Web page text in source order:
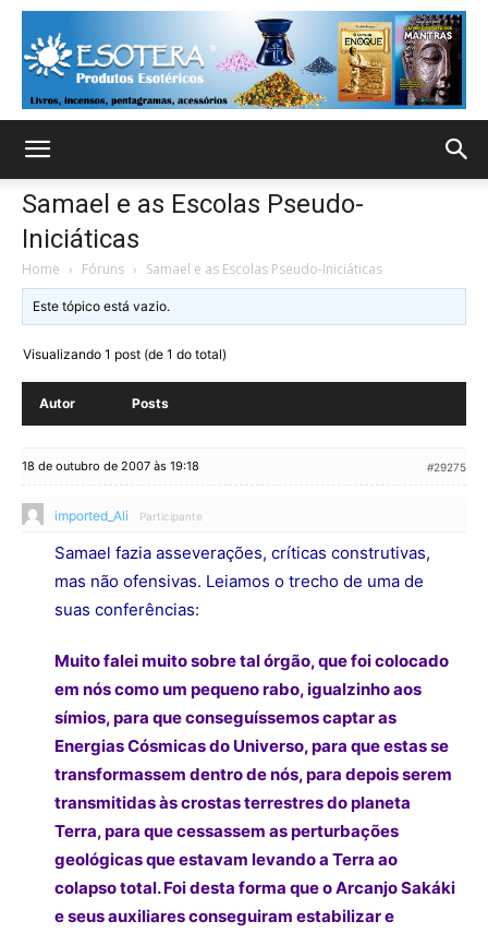
Samael e as Escolas Pseudo-
Iniciáticas
Home › Fóruns › Samael e as Escolas Pseudo-Iniciáticas
Este tópico está vazio.
Visualizando 1 post (de 1 do total)
Autor Posts
18 de outubro de 2007 às 19:18 #29275
imported_Ali Participante
Samael fazia asseverações, críticas construtivas,
mas não ofensivas. Leiamos o trecho de uma de
suas conferências:
Muito falei muito sobre tal órgão, que foi colocado
em nós como um pequeno rabo, igualzinho aos
símios, para que conseguíssemos captar as
Energias Cósmicas do Universo, para que estas se
transformassem dentro de nós, para depois serem
transmitidas às crostas terrestres do planeta
Terra, para que cessassem as perturbações
geológicas que estavam levando a Terra ao
colapso total. Foi desta forma que o Arcanjo Sakáki
e seus auxiliares conseguiram estabilizar e